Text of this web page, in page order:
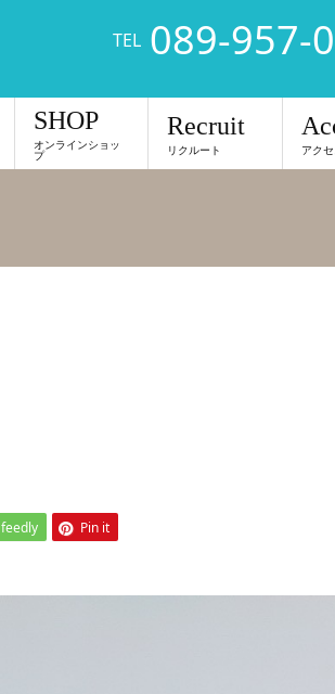
TEL 089-957-
SHOP
オンラインショッ
プ
Recruit
リクルート アク
feedly Pin it